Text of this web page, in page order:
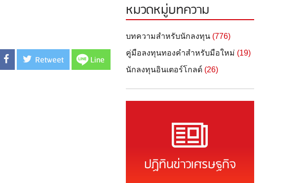
Retweet Line
หมวดหมู่บทความ
บทความสำหรับนักลงทุน (776)
คู่มือลงทุนทองคำสำหรับมือใหม่ (19)
นักลงทุนอินเตอร์โกลด์ (26)
ปฏิทินข่าวเศรษฐกิจ